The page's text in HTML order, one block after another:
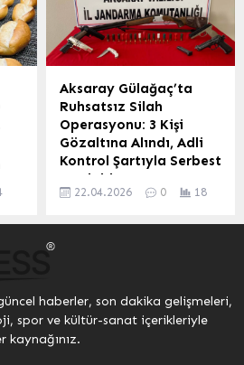
il
Krizi Hakkında Konuştu
CHP Bursa Milletvekili
Orhan Sarıbal, Kars’ın
ekonomik ve tarımsal
sorunlarını yerinde
incelemek üzere kente bir
ziyaret gerçekleştirdi.
Kars’taki temasları
kapsamında CHP İl
Başkanlığı’nı ziyaret eden
Sarıbal, partililerle bir
halkının yaşadığı
Aksaray Gülağaç’ta
Ruhsatsız Silah
Operasyonu: 3 Kişi
Gözaltına Alındı, Adli
Kontrol Şartıyla Serbest
Bırakıldı
Aksaray’ın Gülağaç
kapsamında 3 şüpheli
gözaltına alındı. Edinilen
bilgilere göre, Aksaray İl
22.04.2026 0 18
haberler, son dakika gelişmeleri,
spor ve kültür-sanat içerikleriyle
kaynağınız.